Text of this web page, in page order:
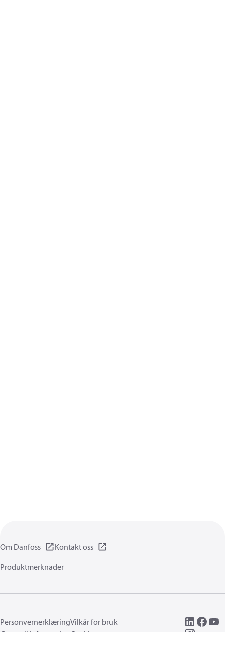
Om Danfoss
Kontakt oss
Produktmerknader
PersonvernerklæringVilkår for bruk
Generell informasjon
Cookies